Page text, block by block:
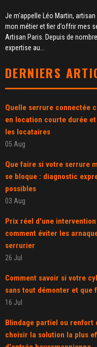
Je m'appelle Léo Martin,
mon métier et fier d’offrir mes
Artisan Paris. Depuis de
expertise au...
DERNIERS
Quelle serrure connectée
en location courte durée
les locataires
05 Aug
Que faire si votre serrure
se bloque : diagnostic
possibles
03 Aug
Prix réel d'une
comment éviter les
serrurier
26 Jul
Comment savoir si votre
sans tout démonter et que
16 Jul
Blindage partiel ou renfort
choisir la solution la plus